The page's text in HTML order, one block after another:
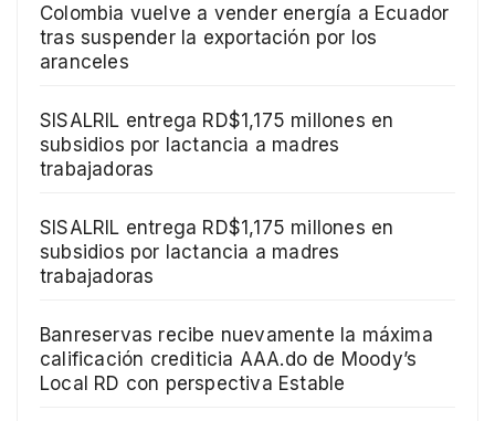
Colombia vuelve a vender energía a Ecuador
tras suspender la exportación por los
aranceles
SISALRIL entrega RD$1,175 millones en
subsidios por lactancia a madres
trabajadoras
SISALRIL entrega RD$1,175 millones en
subsidios por lactancia a madres
trabajadoras
Banreservas recibe nuevamente la máxima
calificación crediticia AAA.do de Moody’s
Local RD con perspectiva Estable